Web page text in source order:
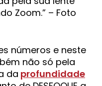
Zoom.” – Foto
números e neste
não só pela
da profundidade